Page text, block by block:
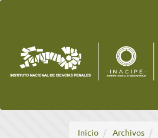
Barra
lateral
Inicio Archivos